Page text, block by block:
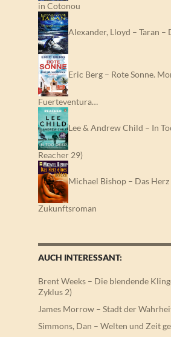
in Cotonou
Alexander, Lloyd – Taran –
Eric Berg – Rote Sonne.
Fuerteventura…
Lee & Andrew Child – In
Reacher 29)
Michael Bishop – Das Herz
Zukunftsroman
AUCH INTERESSANT:
Brent Weeks – Die blendende
Zyklus 2)
James Morrow – Stadt der
Simmons, Dan – Welten und Zeit